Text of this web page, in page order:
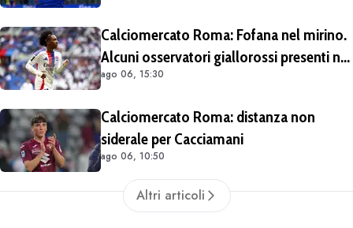
Calciomercato Roma: Fofana nel mirino.
Alcuni osservatori giallorossi presenti nel
match di Champions con il Lione
ago 06, 15:30
Calciomercato Roma: distanza non
siderale per Cacciamani
ago 06, 10:50
Altri articoli